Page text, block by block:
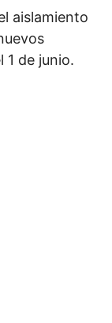
aislamiento
1 de junio.